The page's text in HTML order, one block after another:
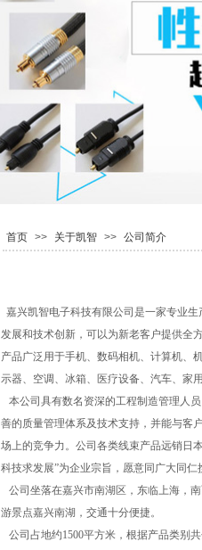
首页 >> 关于凯智 >> 公司简介
嘉兴凯智电子科技有限公司是一家专业
发展和技术创新，可以为新老客户提供全
产品广泛用于手机、数码相机、计算机、
示器、空调、冰箱、医疗设备、汽车、家
本公司具有数名资深的工程制造管理人
善的质量管理体系及技术支持，并能与客
场上的竞争力。公司各类线束产品远销日
科技求发展”为企业宗旨，愿意同广大同
公司坐落在嘉兴市南湖区，东临上海，
游景点嘉兴南湖，交通十分便捷。
公司占地约1500平方米，根据产品类别